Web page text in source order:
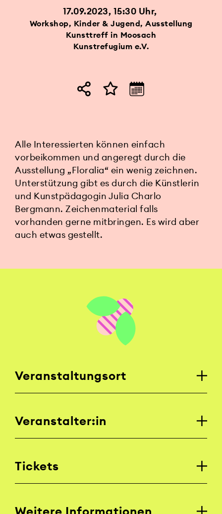
17.09.2023, 15:30 Uhr
Workshop, Kinder & Jugend, Ausstellung
Kunsttreff in Moosach
Kunstrefugium e.V.
Alle Interessierten können einfach
vorbeikommen und angeregt durch die
Ausstellung „Floralia“ ein wenig zeichnen.
Unterstützung gibt es durch die Künstlerin
und Kunstpädagogin Julia Charlo
Bergmann. Zeichenmaterial falls
vorhanden gerne mitbringen. Es wird aber
auch etwas gestellt.
Veranstaltungsort
Veranstalter:in
Tickets
Weitere Informationen